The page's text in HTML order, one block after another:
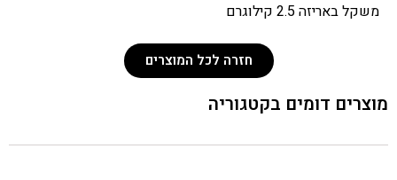
משקל באריזה 2.5 קילוגרם
חזרה לכל המוצרים
מוצרים דומים בקטגוריה